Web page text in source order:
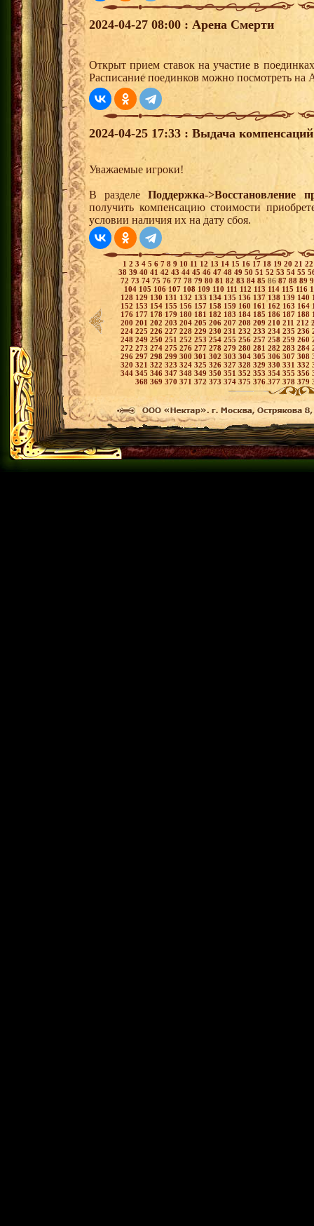
2024-04-27 08:00 : Арена Смерти
Открыт прием ставок на участие в
Расписание поединков можно посмотреть на
2024-04-25 17:33 : Выдача
Уважаемые игроки!
В разделеПоддержка->Восстановление
получить компенсацию стоимости
условии наличия их на дату сбоя.
1 2 3 4 5 6 7 8 9 10 11 12 13 14 15 16 17 18 19 20 21
38 3940 41 42 43 44 45 46 47 48 49 50 51 52 53 54 55
72 73 74 75 76 77 78 79 80 81 82 83 84 85 86 87 88 89
104 105 106 107 108 109 110 111 112 113 114 115 116
128 129 130 131 132 133 134 135 136 137 138 139 140
152 153 154 155 156 157 158 159 160 161 162 163 164
176 177 178 179 180 181 182 183 184 185 186 187 188
200 201 202 203 204 205 206 207 208 209 210 211 212
224 225 226 227 228 229 230 231 232 233 234 235 236
248 249 250 251 252 253254 255 256 257 258 259 260
272 273 274 275 276 277 278 279 280 281 282 283 284
296 297 298 299 300 301 302 303 304 305 306 307 308
320 321 322 323 324 325 326 327 328 329 330 331 332
344 345 346 347 348 349 350 351 352 353 354 355 356
368 369 370 371 372 373 374 375 376377 378 379